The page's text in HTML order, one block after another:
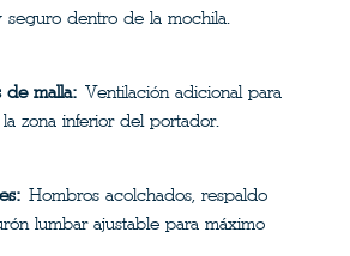
dentro de la mochila.
de malla: Ventilación adicional para
zona inferior del portador.
Hombros acolchados, respaldo
lumbar ajustable para máximo